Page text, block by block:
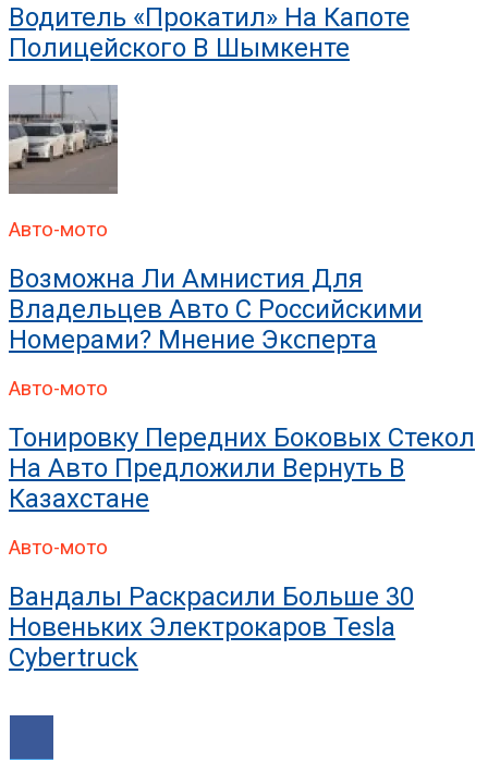
Водитель «прокатил» На Капоте
Полицейского В Шымкенте
Авто-мото
Возможна Ли Амнистия Для
Владельцев Авто С Российскими
Номерами? Мнение Эксперта
Авто-мото
Тонировку Передних Боковых Стекол
На Авто Предложили Вернуть В
Казахстане
Авто-мото
Вандалы Раскрасили Больше 30
Новеньких Электрокаров Tesla
Cybertruck